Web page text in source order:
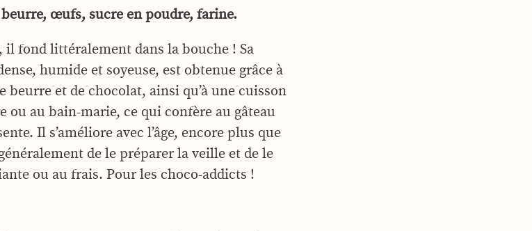
œufs, sucre en poudre, farine.
il fond littéralement dans la bouche ! Sa
humide et soyeuse, est obtenue grâce à
et de chocolat, ainsi qu’à une cuisson
ou au bain-marie, ce qui confère au gâteau
Il s’améliore avec l’âge, encore plus que
de le préparer la veille et de le
ou au frais. Pour les choco-addicts !